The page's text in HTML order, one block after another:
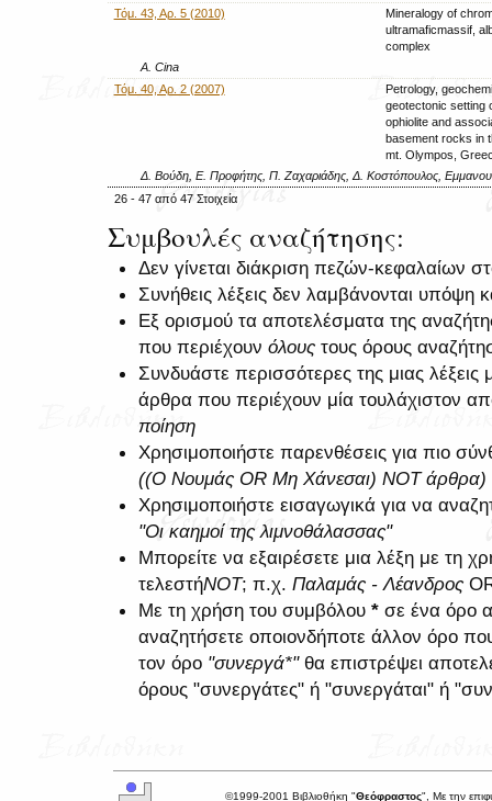
Τόμ. 43, Αρ. 5 (2010)
Mineralogy of
ultramaficmassif,
complex
A. Cina
Τόμ. 40, Αρ. 2 (2007)
Petrology,
geotectonic setting
ophiolite and
basement rocks in
mt. Olympos,
Δ. Βούδη, Ε. Προφήτης, Π. Ζαχαριάδης, Δ. Κοστόπουλος,
26 - 47 από 47 Στοιχεία
Συμβουλές αναζήτησης:
Δεν γίνεται διάκριση πεζών-κεφαλαίων
Συνήθεις λέξεις δεν λαμβάνονται υπόψη
Εξ ορισμού τα αποτελέσματα της
που περιέχουν όλους τους όρους
Συνδυάστε περισσότερες της μιας λέξεις
άρθρα που περιέχουν μία τουλάχιστον
ποίηση
Χρησιμοποιήστε παρενθέσεις για πιο
((Ο Νουμάς OR Μη Χάνεσαι) NOT άρθρα)
Χρησιμοποιήστε εισαγωγικά για να
"Οι καημοί της λιμνοθάλασσας"
Μπορείτε να εξαιρέσετε μια λέξη με τη
τελεστήNOT; π.χ. Παλαμάς - Λέανδρος
Με τη χρήση του συμβόλου * σε ένα όρο
αναζητήσετε οποιονδήποτε άλλον όρο
τον όρο "συνεργά*"θα επιστρέψει
όρους "συνεργάτες" ή "συνεργάται" ή
©1999-2001 Βιβλιοθήκη "Θεόφραστος", Με την